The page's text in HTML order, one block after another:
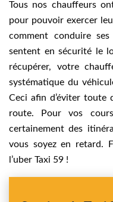
Tous nos chauffeurs
pour pouvoir exercer
comment conduire
sentent en sécurité le
récupérer, votre
systématique du
Ceci afin d’éviter toute
route. Pour vos
certainement des
vous soyez en retard.
l’uber Taxi 59 !